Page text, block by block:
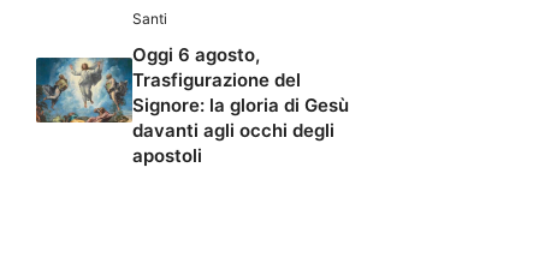
Santi
Oggi 6 agosto,
Trasfigurazione del
Signore: la gloria di Gesù
davanti agli occhi degli
apostoli